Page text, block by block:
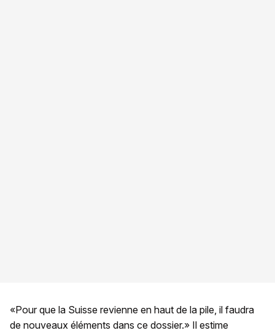
«Pour que la Suisse revienne en haut de la pile, il faudra
de nouveaux éléments dans ce dossier.» Il estime